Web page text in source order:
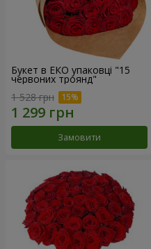
Букет в ЕКО упаковці "15
червоних троянд"
1 528 грн
Замовити